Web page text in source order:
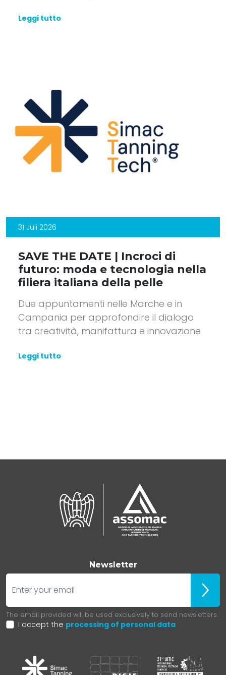
Leggi tutto
31 Juli 2026
SAVE THE DATE | Incroci di
futuro: moda e tecnologia nella
filiera italiana della pelle
Due appuntamenti nelle Marche e in
Campania per approfondire il dialogo
tra creatività, manifattura e innovazione
Leggi tutto
Newsletter
E-mail
Iscriviti
The email provided will be used exclusively to send newsletters.
I accept the processing of personal data